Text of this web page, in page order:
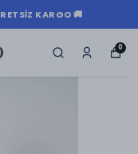
KARGO 🚚
0